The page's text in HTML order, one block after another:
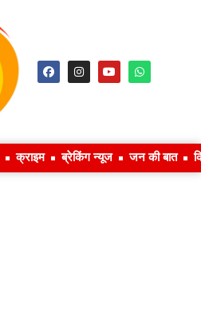
क्राइम ब्रेकिंग न्यूज जन की बात